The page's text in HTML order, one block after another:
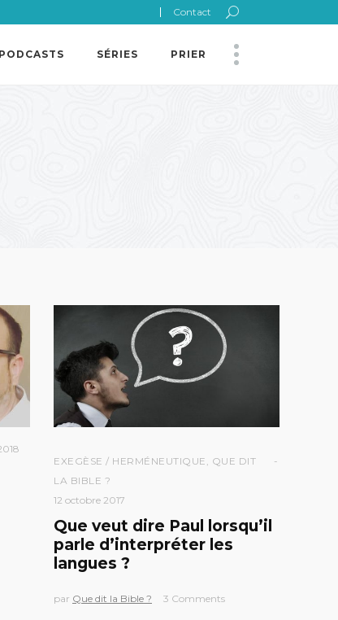
Contact
PODCASTS SÉRIES PRIER
EXEGÈSE / HERMÉNEUTIQUE , QUE DIT
LA BIBLE ?
12 octobre 2017
Que veut dire Paul lorsqu’il
parle d’interpréter les
langues ?
par Que dit la Bible ? 3 Comments